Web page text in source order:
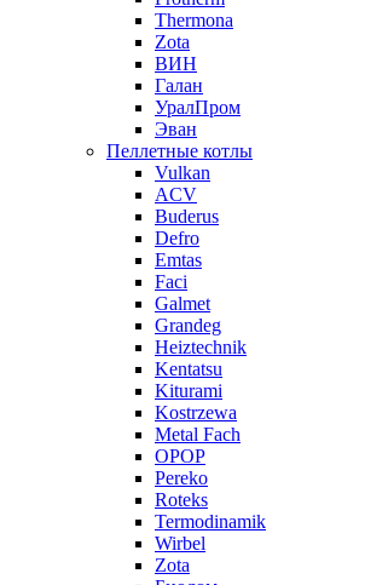
Thermona
Zota
ВИН
Галан
УралПром
Эван
Пеллетные котлы
Vulkan
ACV
Buderus
Defro
Emtas
Faci
Galmet
Grandeg
Heiztechnik
Kentatsu
Kiturami
Kostrzewa
Metal Fach
OPOP
Pereko
Roteks
Termodinamik
Wirbel
Zota